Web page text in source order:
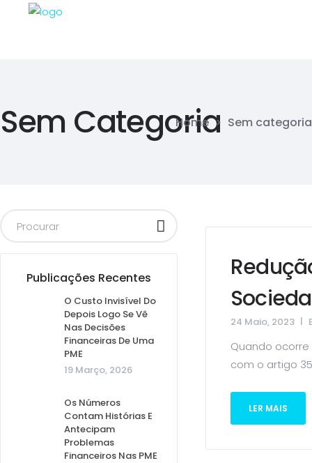
Sem Categoria
Home > Sem categoria
Publicações Recentes
O Custo Invisível Do
Depois Logo Se Vê
Nas Decisões
Financeiras De Uma
PME
19 Março, 2026
Os Números
Contam Histórias E
Antecipam
Problemas
Financeiros Nas PME
24 Maio, 2023
Quando
com o artigo
LER MAIS